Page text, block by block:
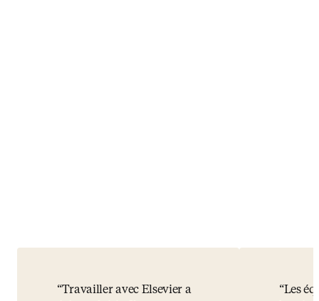
Travailler avec Elsevier a
Les